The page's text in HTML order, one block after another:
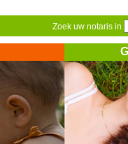
Zoek uw notaris in